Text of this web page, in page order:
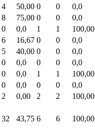
4 50,00 0 0 0,0
8 75,00 0 0 0,0
0 0,0 1 1 100,00
6 16,67 0 0 0,0
5 40,00 0 0 0,0
0 0,0 0 0 0,0
0 0,0 1 1 100,00
0 0,0 0 0 0,0
2 0,00 2 2 100,00
32 43,75 6 6 100,00